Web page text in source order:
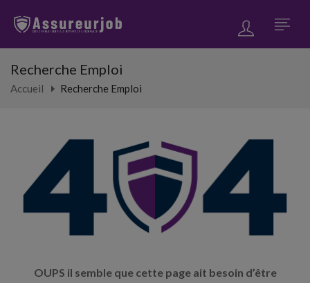
Recherche Emploi
Accueil Recherche Emploi
OUPS il semble que cette page ait besoin d’être